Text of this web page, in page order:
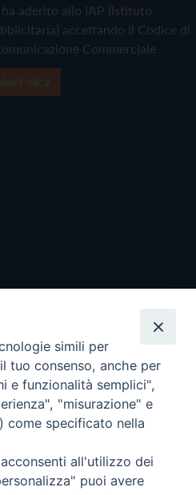
aderito allo IAP (Istituto
accettando il Codice di
Commerciale
Tutti i diritti riservati - Vita
simili per
tuo consenso, anche per
e funzionalità semplici",
"misurazione" e
come specificato nella
all'utilizzo dei
puoi avere